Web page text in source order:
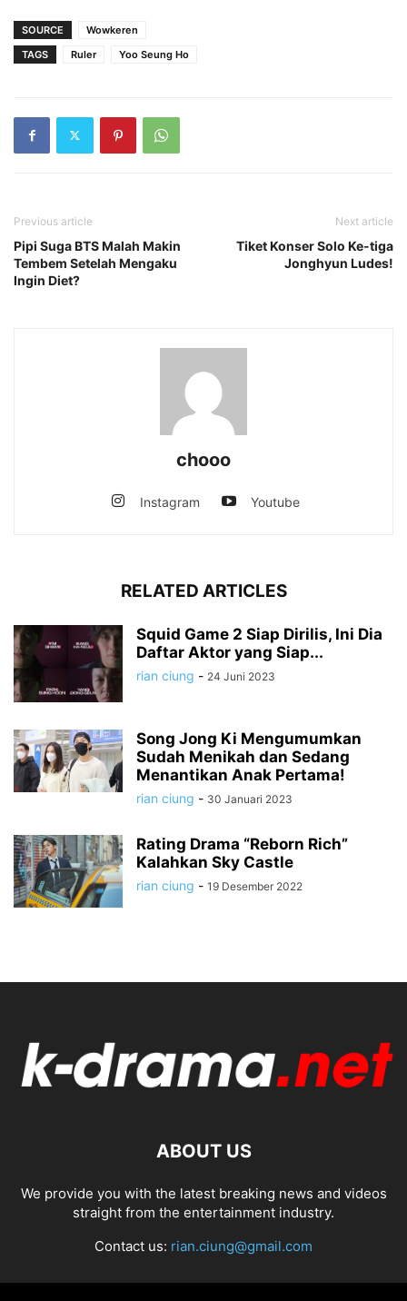
SOURCE
Wowkeren
TAGS
Ruler Yoo Seung Ho
Previous article
Pipi Suga BTS Malah Makin
Tembem Setelah Mengaku
Ingin Diet?
Next article
Tiket Konser Solo Ke-tiga
Jonghyun Ludes!
chooo
Instagram Youtube
RELATED ARTICLES
Squid Game 2 Siap Dirilis, Ini Dia
Daftar Aktor yang Siap...
rian ciung - 24 Juni 2023
Song Jong Ki Mengumumkan
Sudah Menikah dan Sedang
Menantikan Anak Pertama!
rian ciung - 30 Januari 2023
Rating Drama “Reborn Rich”
Kalahkan Sky Castle
rian ciung - 19 Desember 2022
ABOUT US
We provide you with the latest breaking news and videos
straight from the entertainment industry.
Contact us: rian.ciung@gmail.com